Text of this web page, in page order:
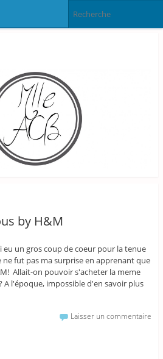
by H&M
eu un gros coup de coeur pour la tenue
ne fut pas ma surprise en apprenant que
Allait-on pouvoir s'acheter la meme
A l'époque, impossible d'en savoir plus
Laisser un commentaire